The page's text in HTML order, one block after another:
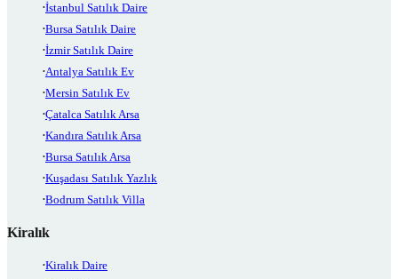
İstanbul Satılık Daire
Bursa Satılık Daire
İzmir Satılık Daire
Antalya Satılık Ev
Mersin Satılık Ev
Çatalca Satılık Arsa
Kandıra Satılık Arsa
Bursa Satılık Arsa
Kuşadası Satılık Yazlık
Bodrum Satılık Villa
Kiralık
Kiralık Daire